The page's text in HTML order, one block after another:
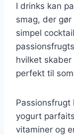
I drinks kan
smag, der
simpel
hvilket
perfekt til
Passionsfrugt
yogurt
vitaminer og